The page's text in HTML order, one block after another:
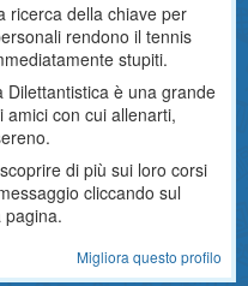
ricerca della chiave per
rendono il tennis
stupiti.
Dilettantistica è una grande
con cui allenarti,
di più sui loro corsi
cliccando sul
pagina.
Migliora questo profilo